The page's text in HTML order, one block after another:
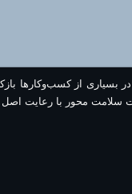
بسیاری از
سلامت محور با رعایت